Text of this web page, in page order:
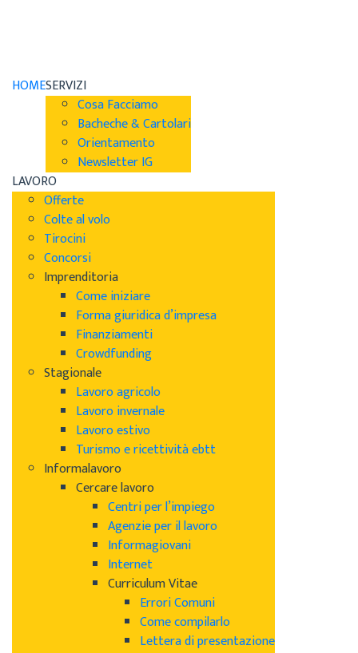
HOMESERVIZI
Cosa Facciamo
Bacheche & Cartolari
Orientamento
Newsletter IG
LAVORO
Offerte
Colte al volo
Tirocini
Concorsi
Imprenditoria
Come iniziare
Forma giuridica d’impresa
Finanziamenti
Crowdfunding
Stagionale
Lavoro agricolo
Lavoro invernale
Lavoro estivo
Turismo e ricettività ebtt
Informalavoro
Cercare lavoro
Centri per l’impiego
Agenzie per il lavoro
Informagiovani
Internet
Curriculum Vitae
Errori Comuni
Come compilarlo
Lettera di presentazione